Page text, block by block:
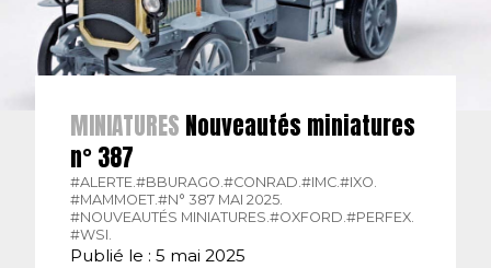
MINIATURES Nouveautés miniatures
n° 387
#ALERTE.#BBURAGO.#CONRAD.#IMC.#IXO.
#MAMMOET.#N° 387 MAI 2025.
#NOUVEAUTÉS MINIATURES.#OXFORD.#PERFEX.
#WSI.
Publié le : 5 mai 2025